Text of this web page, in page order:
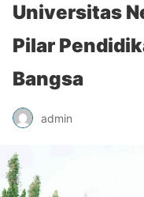
Universitas
Pilar
Bangsa
admin